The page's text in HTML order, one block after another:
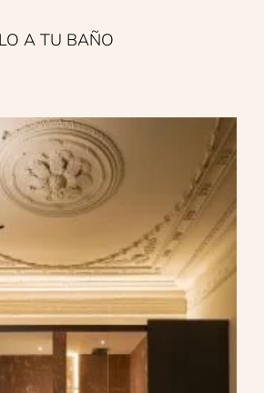
A TU BAÑO